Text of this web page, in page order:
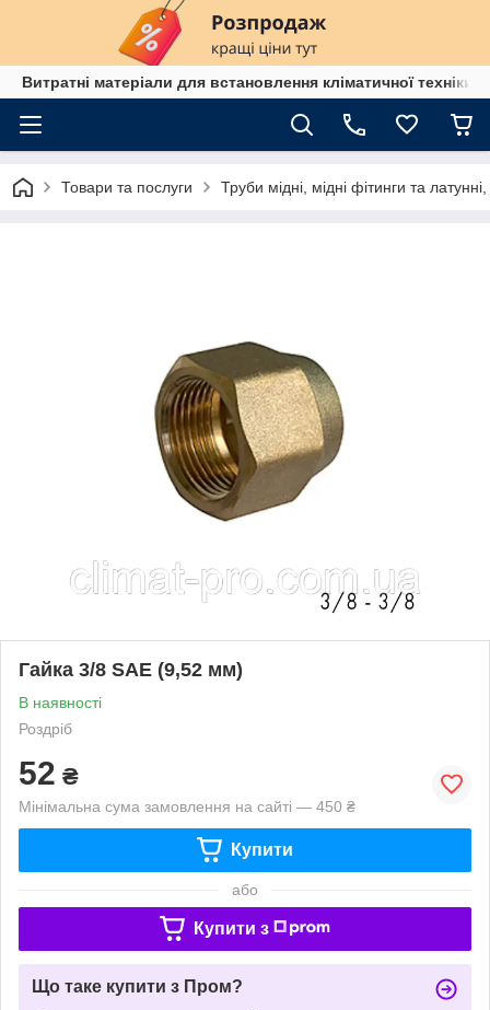
Витратні матеріали для встановлення кліматичної техніки
Товари та послуги Труби мідні, мідні фітинги та
Гайка 3/8 SAE (9,52 мм)
В наявності
Роздріб
52 ₴
Мінімальна сума замовлення на сайті — 450 ₴
Купити
або
Купити з
Що таке купити з Пром?